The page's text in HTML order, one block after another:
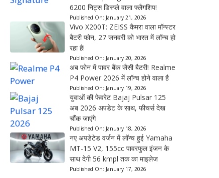
6200 निट्स डिस्प्ले वाला फ्लैगशिप!
Published On: January 21, 2026
Vivo X200T: ZEISS कैमरा वाला मॉन्स्टर
बैटरी फोन, 27 जनवरी को भारत में लॉन्च हो
रहा है!
Published On: January 20, 2026
अब फोन में पावर बैंक जैसी बैटरी! Realme
P4 Power 2026 में लॉन्च होने वाला है
Published On: January 19, 2026
युवाओं की फेवरेट Bajaj Pulsar 125
अब 2026 अपडेट के साथ, फीचर्स देख
चौंक जाएंगे
Published On: January 18, 2026
नए अपडेटेड वर्जन में लॉन्च हुई Yamaha
MT-15 V2, 155cc पावरफुल इंजन के
साथ देगी 56 kmpl तक का माइलेज
Published On: January 17, 2026